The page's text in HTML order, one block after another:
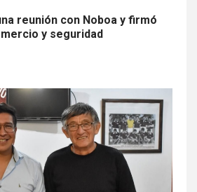
reunión con Noboa y firmó
y seguridad